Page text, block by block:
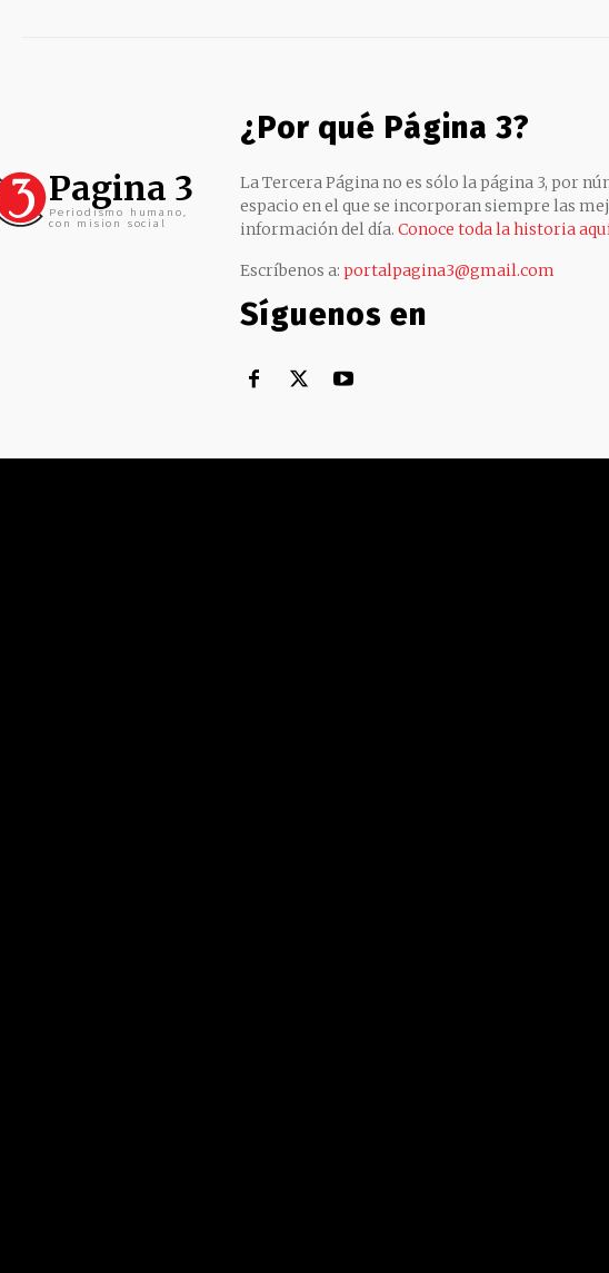
Pagina 3
Periodismo humano,
con mision social
¿Por qué Página 3?
La Tercera Página no es sólo la página 3, por
espacio en el que se incorporan siempre las
información del día. Conoce toda la historia
Escríbenos a: portalpagina3@gmail.com
Síguenos en